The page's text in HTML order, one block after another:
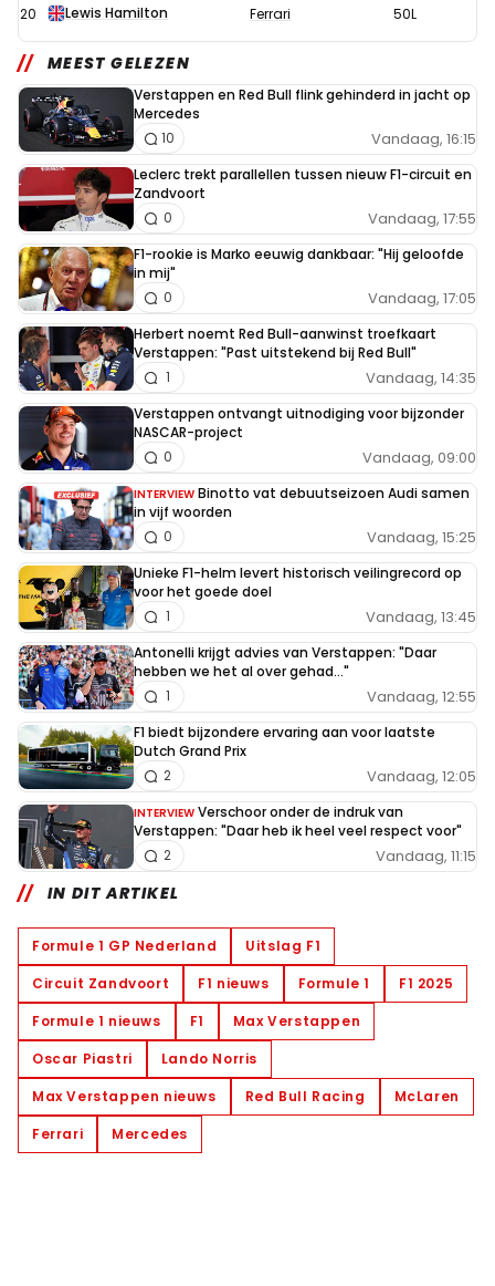
20 Lewis Hamilton Ferrari 50L
MEEST GELEZEN
Verstappen en Red Bull flink gehinderd in jacht op
Mercedes
Vandaag, 16:15
10
Leclerc trekt parallellen tussen nieuw F1-circuit en
Zandvoort
Vandaag, 17:55
0
F1-rookie is Marko eeuwig dankbaar: "Hij geloofde
in mij"
Vandaag, 17:05
0
Herbert noemt Red Bull-aanwinst troefkaart
Verstappen: "Past uitstekend bij Red Bull"
Vandaag, 14:35
1
Verstappen ontvangt uitnodiging voor bijzonder
NASCAR-project
Vandaag, 09:00
0
INTERVIEW Binotto vat debuutseizoen Audi samen
in vijf woorden
Vandaag, 15:25
0
Unieke F1-helm levert historisch veilingrecord op
voor het goede doel
Vandaag, 13:45
1
Antonelli krijgt advies van Verstappen: "Daar
hebben we het al over gehad..."
Vandaag, 12:55
1
F1 biedt bijzondere ervaring aan voor laatste
Dutch Grand Prix
Vandaag, 12:05
2
INTERVIEW Verschoor onder de indruk van
Verstappen: "Daar heb ik heel veel respect voor"
Vandaag, 11:15
2
IN DIT ARTIKEL
Formule 1 GP Nederland
Uitslag F1
Circuit Zandvoort
F1 nieuws Formule 1
F1 2025
Formule 1 nieuws
F1
Max Verstappen
Oscar Piastri
Lando Norris
Max Verstappen nieuws
Red Bull Racing
McLaren
Ferrari
Mercedes